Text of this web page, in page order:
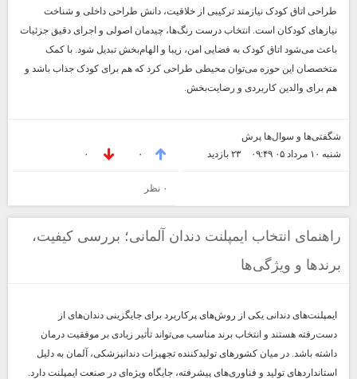
طراحی اتاق کودک نیازمند ترکیبی از خلاقیت، دانش طراحی داخلی و شناخت
نیازهای کودکان است. انتخاب درست رنگ‌ها، چیدمان اصولی و اجرای دقیق جزئیات
باعث می‌شود اتاق کودک به فضایی امن، زیبا و الهام‌بخش تبدیل شود. با کمک
متخصصان این حوزه می‌توان محیطی طراحی کرد که هم برای کودک جذاب باشد و
هم برای والدین کاربردی و رضایت‌بخش.
شگفتی‌ها و سوال‌ها پرش
شنبه ۱۰ مرداد ۰۵ ۰۹:۴۹
۲۳ بازديد ۰ ۰
۰ نظر
راهنمای انتخاب ایمپلنت دندان آلمانی؛ بررسی کیفیت،
برندها و ویژگی‌ها
ایمپلنت‌های دندانی یکی از روش‌های پرکاربرد برای جایگزینی دندان‌های از
دست‌رفته هستند و انتخاب برند مناسب می‌تواند تأثیر زیادی بر موفقیت درمان
داشته باشد. در میان کشورهای تولیدکننده تجهیزات دندانپزشکی، آلمان به دلیل
استانداردهای تولید و فناوری‌های پیشرفته، جایگاه ویژه‌ای در صنعت ایمپلنت دارد.